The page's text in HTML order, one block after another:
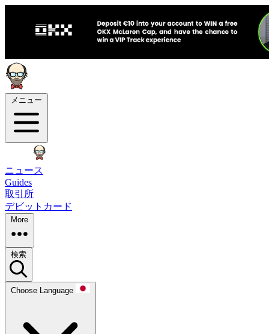
メニュー
ニュース
Guides
取引所
デビットカード
More
検索
Choose Language